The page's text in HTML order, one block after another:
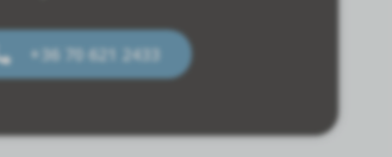
+36 70 621 2433